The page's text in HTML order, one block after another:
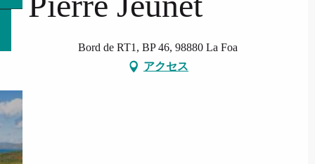
Bord de RT1, BP 46, 98880 La Foa
アクセス